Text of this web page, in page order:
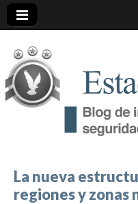
Blog de información
La nueva
regiones y zonas